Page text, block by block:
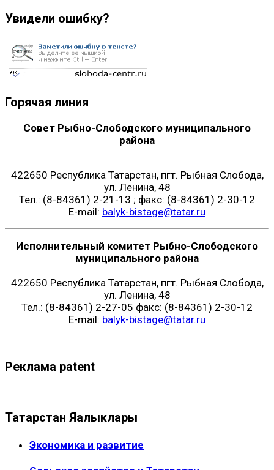
Увидели ошибку?
Горячая линия
Совет Рыбно-Слободского муниципального
района
422650 Республика Татарстан, пгт. Рыбная Слобода,
ул. Ленина, 48
Тел.: (8-84361) 2-21-13 ; факс: (8-84361) 2-30-12
E-mail: balyk-bistage@tatar.ru
Исполнительный комитет Рыбно-Слободского
муниципального района
422650 Республика Татарстан, пгт. Рыбная Слобода,
ул. Ленина, 48
Тел.: (8-84361) 2-27-05 факс: (8-84361) 2-30-12
E-mail: balyk-bistage@tatar.ru
Реклама patent
Татарстан Яңалыклары
Экономика и развитие